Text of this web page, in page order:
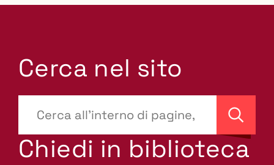
Cerca nel sito
site-
search.label???
Cerca
Chiedi in biblioteca